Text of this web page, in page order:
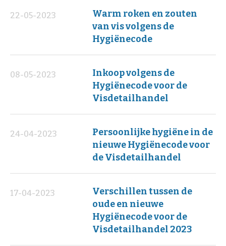
Warm roken en zouten
van vis volgens de
Hygiënecode
22-05-2023
Inkoop volgens de
Hygiënecode voor de
Visdetailhandel
08-05-2023
Persoonlijke hygiëne in de
nieuwe Hygiënecode voor
de Visdetailhandel
24-04-2023
Verschillen tussen de
oude en nieuwe
Hygiënecode voor de
Visdetailhandel 2023
17-04-2023